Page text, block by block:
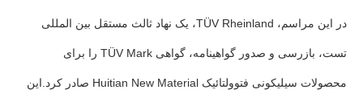
در این مراسم، TÜV Rheinland، یک نهاد ثالث مستقل بین المللی
تست، بازرسی و صدور گواهینامه، گواهی TÜV Mark را برای
محصولات سیلیکونی فتوولتائیک Huitian New Material صادر کرد.این